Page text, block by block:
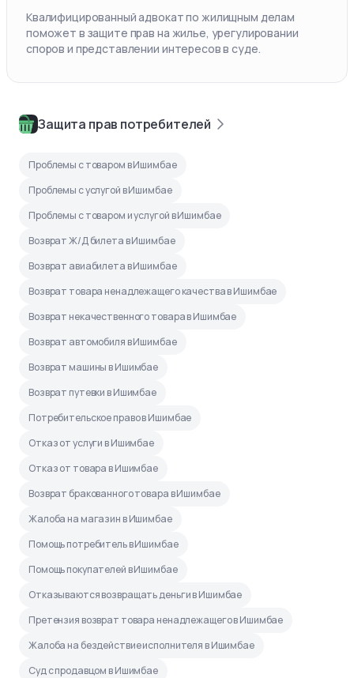
Квалифицированный адвокат по жилищным делам
поможет в защите прав на жилье, урегулировании
споров и представлении интересов в суде.
Защита прав потребителей
Проблемы с товаром в Ишимбае
Проблемы с услугой в Ишимбае
Проблемы с товаром и услугой в Ишимбае
Возврат Ж/Д билета в Ишимбае
Возврат авиабилета в Ишимбае
Возврат товара ненадлежащего качества в Ишимбае
Возврат некачественного товара в Ишимбае
Возврат автомобиля в Ишимбае
Возврат машины в Ишимбае
Возврат путевки в Ишимбае
Потребительское право в Ишимбае
Отказ от услуги в Ишимбае
Отказ от товара в Ишимбае
Возврат бракованного товара в Ишимбае
Жалоба на магазин в Ишимбае
Помощь потребитель в Ишимбае
Помощь покупателей в Ишимбае
Отказываются возвращать деньги в Ишимбае
Претензия возврат товара ненадлежащего в Ишимбае
Жалоба на бездействие исполнителя в Ишимбае
Суд с продавцом в Ишимбае